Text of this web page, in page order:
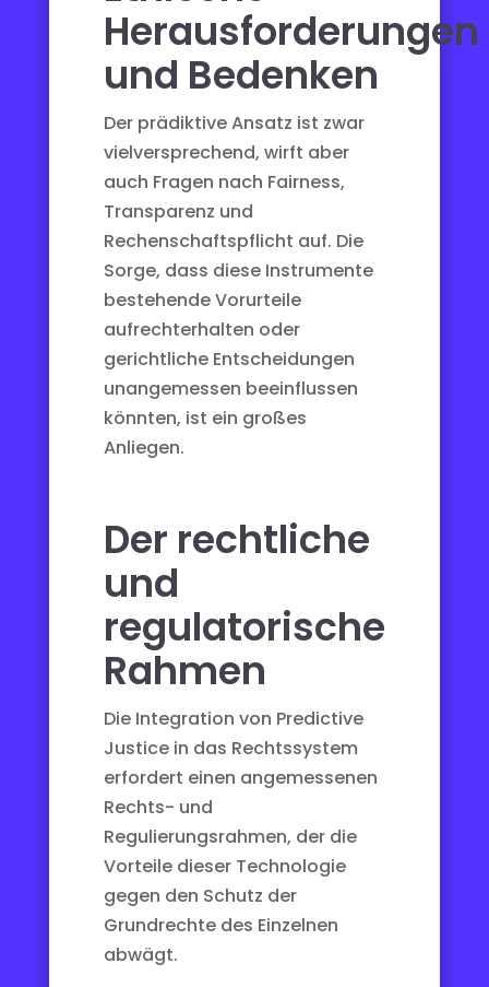
Herausforderungen
und Bedenken
Der prädiktive Ansatz ist zwar
vielversprechend, wirft aber
auch Fragen nach Fairness,
Transparenz und
Rechenschaftspflicht auf. Die
Sorge, dass diese Instrumente
bestehende Vorurteile
aufrechterhalten oder
gerichtliche Entscheidungen
unangemessen beeinflussen
könnten, ist ein großes
Anliegen.
Der rechtliche
und
regulatorische
Rahmen
Die Integration von Predictive
Justice in das Rechtssystem
erfordert einen angemessenen
Rechts- und
Regulierungsrahmen, der die
Vorteile dieser Technologie
gegen den Schutz der
Grundrechte des Einzelnen
abwägt.